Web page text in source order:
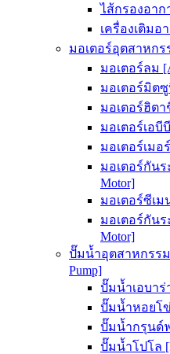
ไส้กรองอาก
เครื่องเติมอ
มอเตอร์อุตสาหกร
มอเตอร์ลม
มอเตอร์มิตซู
มอเตอร์ฮิตา
มอเตอร์เอบี
มอเตอร์เมอ
มอเตอร์กันร
Motor]
มอเตอร์ซีเม
มอเตอร์กันร
Motor]
ปั๊มน้ำอุตสาหกรรม
Pump]
ปั๊มน้ำเอบาร่า
ปั๊มน้ำหอยโข่
ปั๊มน้ำกรุนด์ฟ
ปั๊มน้ำโปโล